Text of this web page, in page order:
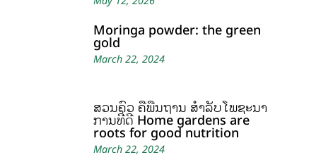
Moringa powder: the green
gold
March 22, 2024
ສວນຄົວ ຄືພື້ນຖານ ສໍາລັບໂພຊະນາ
ການທີ່ດີ Home gardens are
roots for good nutrition
March 22, 2024